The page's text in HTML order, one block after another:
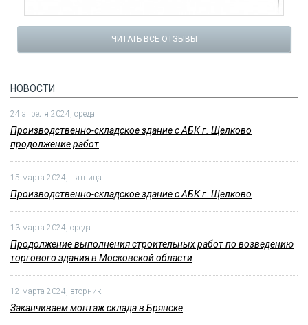
ЧИТАТЬ ВСЕ ОТЗЫВЫ
НОВОСТИ
24 апреля 2024, среда
Производственно-складское здание с АБК г. Щелково
продолжение работ
15 марта 2024, пятница
Производственно-складское здание с АБК г. Щелково
13 марта 2024, среда
Продолжение выполнения строительных работ по возведению
торгового здания в Московской области
12 марта 2024, вторник
Заканчиваем монтаж склада в Брянске